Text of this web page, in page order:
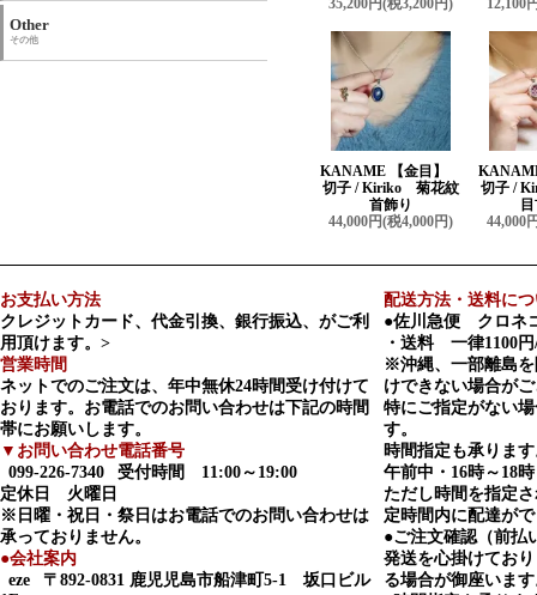
35,200円(税3,200円)
12,100
KANAME 【金目】
切子 / Kiriko 菊花紋
首飾り
44,000円(税4,000円)
切子 /
44,000
Other
その他
お支払い方法
クレジットカード、代金引換、銀行振込、がご利
用頂けます。>
営業時間
ネットでのご注文は、年中無休24時間受け付けて
おります。お電話でのお問い合わせは下記の時間
帯にお願いします。
▼お問い合わせ電話番号
099-226-7340
受付時間 11:00～19:00
定休日 火曜日
※日曜・祝日・祭日はお電話でのお問い合わせは
承っておりません。
●会社案内
eze
〒892-0831 鹿児児島市船津町5-1 坂口ビル
配送方法・送料に
●佐川急便 クロネ
・送料 一律1100
※沖縄、一部離島
けできない場合が
特にご指定がない
す。
時間指定も承りま
午前中・16時～18
ただし時間を指定
定時間内に配達が
●ご注文確認（前払
発送を心掛けてお
る場合が御座いま